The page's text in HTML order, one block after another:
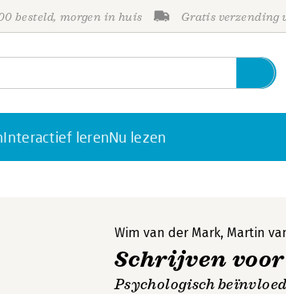
besteld, morgen in huis Gratis verzending
Interactief lerenNu lezen
Wim van der Mark, Martin
Schrijven
Psychologisch